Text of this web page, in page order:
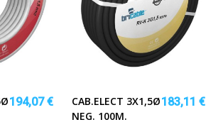
194,07 €
CAB.ELECT 3X1,5Ø
NEG. 100M.
183,11 €